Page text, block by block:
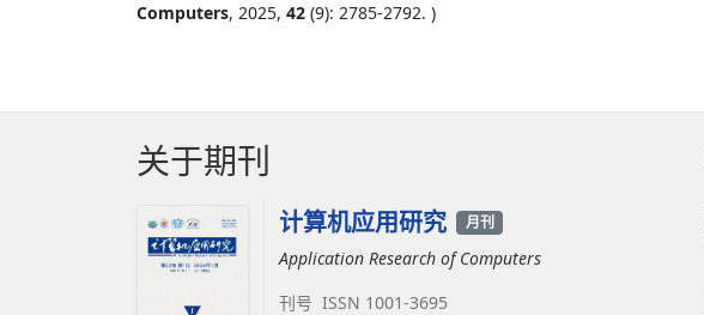
Computers, 2025, 42 (9): 2785-2792. )
关于期刊
计算机应用研究 月刊
Application Research of Computers
刊号 ISSN 1001-3695